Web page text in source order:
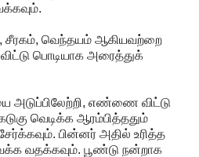
சீரகம், வெந்தயம் ஆகியவற்றை
பொடியாக அரைத்துக்
அடுப்பிலேற்றி, எண்ணை விட்டு
வெடிக்க ஆரம்பித்ததும்
பின்னர் அதில் உரித்த
வதக்கவும். பூண்டு நன்றாக